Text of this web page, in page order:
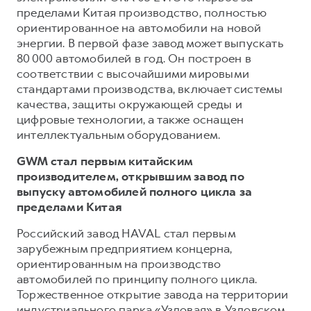
пределами Китая производство, полностью
ориентированное на автомобили на новой
энергии. В первой фазе завод может выпускать
80 000 автомобилей в год. Он построен в
соответствии с высочайшими мировыми
стандартами производства, включает системы
качества, защиты окружающей среды и
цифровые технологии, а также оснащен
интеллектуальным оборудованием.
GWM стал первым китайским
производителем, открывшим завод по
выпуску автомобилей полного цикла за
пределами Китая
Российский завод HAVAL стал первым
зарубежным предприятием концерна,
ориентированным на производство
автомобилей по принципу полного цикла.
Торжественное открытие завода на территории